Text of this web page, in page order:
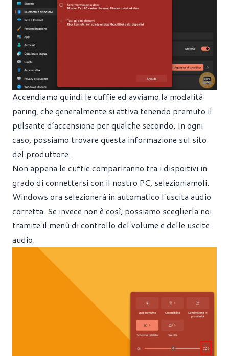
Accendiamo quindi le cuffie ed avviamo la modalità
paring, che generalmente si attiva tenendo premuto il
pulsante d’accensione per qualche secondo. In ogni
caso, possiamo trovare questa informazione sul sito
del produttore.
Non appena le cuffie compariranno tra i dispoitivi in
grado di connettersi con il nostro PC, selezioniamoli.
Windows ora selezionerà in automatico l’uscita audio
corretta. Se invece non è così, possiamo sceglierla noi
tramite il menù di controllo del volume e delle uscite
audio.